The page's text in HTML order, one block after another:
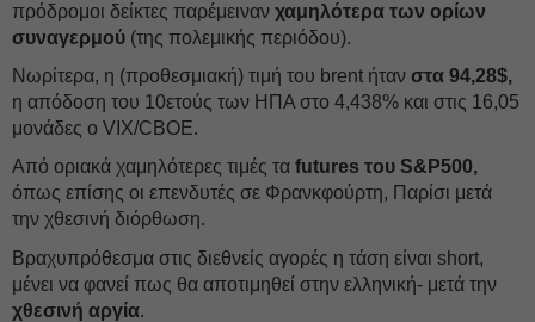
πρόδρομοι δείκτες παρέμειναν χαμηλότερα των ορίων
συναγερμού (της πολεμικής περιόδου).
Νωρίτερα, η (προθεσμιακή) τιμή του brent ήταν στα 94,28$,
η απόδοση του 10ετούς των ΗΠΑ στο 4,438% και στις 16,05
μονάδες ο VIX/CBOE.
Από οριακά χαμηλότερες τιμές τα futures του S&P500,
όπως επίσης οι επενδυτές σε Φρανκφούρτη, Παρίσι μετά
την χθεσινή διόρθωση.
Βραχυπρόθεσμα στις διεθνείς αγορές η τάση είναι short,
μένει να φανεί πως θα αποτιμηθεί στην ελληνική- μετά την
χθεσινή αργία.